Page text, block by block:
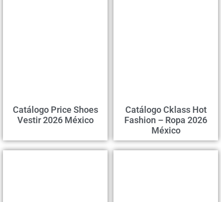
Catálogo Price Shoes
Vestir 2026 México
Catálogo Cklass Hot
Fashion – Ropa 2026
México